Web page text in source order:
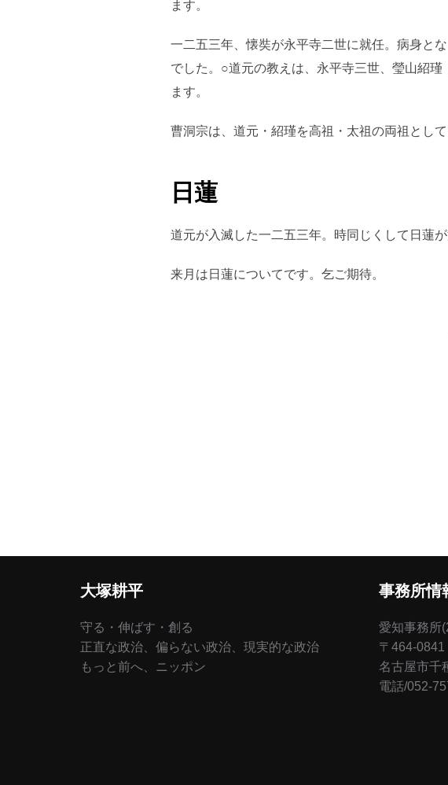
ます。
一二五三年、懐奘が永平寺二世に就任。病身と
でした。○道元の教えは、永平寺三世、瑩山紹
ます。
曹洞宗は、道元・紹瑾を高祖・太祖の両祖として
日蓮
道元が入滅した一二五三年。時同じくして日蓮
来月は日蓮についてです。乞ご期待。
大塚耕平
守る・伸ばす・創る
正直な政治、偏らない政治、現実的な政治
もっと前へ、ニッポン
事務所情
愛知事務所
〒464-0841
名古屋市千
電話/052-